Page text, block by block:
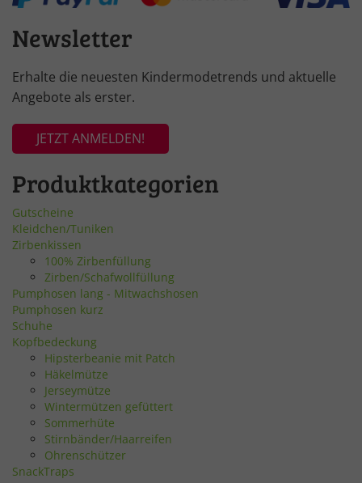
Newsletter
Erhalte die neuesten Kindermodetrends und aktuelle
Angebote als erster.
JETZT ANMELDEN!
Produktkategorien
Gutscheine
Kleidchen/Tuniken
Zirbenkissen
100% Zirbenfüllung
Zirben/Schafwollfüllung
Pumphosen lang - Mitwachshosen
Pumphosen kurz
Schuhe
Kopfbedeckung
Hipsterbeanie mit Patch
Häkelmütze
Jerseymütze
Wintermützen gefüttert
Sommerhüte
Stirnbänder/Haarreifen
Ohrenschützer
SnackTraps